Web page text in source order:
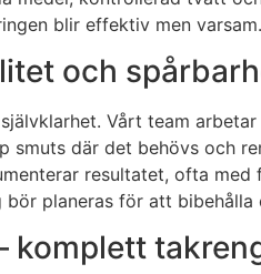
blir effektiv men
och
Vårt team
smuts där det behövs och
resultatet, ofta
bör planeras för att
komplett